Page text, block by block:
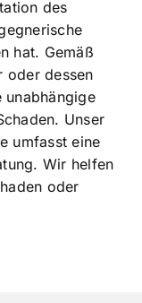
des
hat. Gemäß
oder dessen
unabhängige
Unser
umfasst eine
Wir helfen
oder